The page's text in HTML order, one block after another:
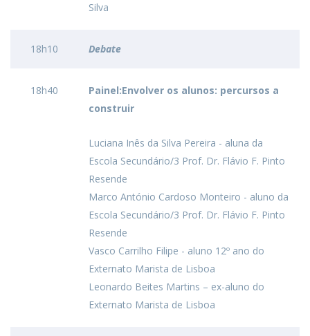
Silva
18h10 Debate
18h40
Painel:Envolver os alunos: percursos a
construir
Luciana Inês da Silva Pereira - aluna da
Escola Secundário/3 Prof. Dr. Flávio F. Pinto
Resende
Marco António Cardoso Monteiro - aluno da
Escola Secundário/3 Prof. Dr. Flávio F. Pinto
Resende
Vasco Carrilho Filipe - aluno 12º ano do
Externato Marista de Lisboa
Leonardo Beites Martins – ex-aluno do
Externato Marista de Lisboa